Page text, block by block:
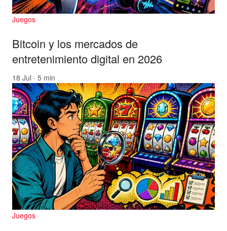
Juegos
Bitcoin y los mercados de
entretenimiento digital en 2026
18 Jul · 5 min
Juegos